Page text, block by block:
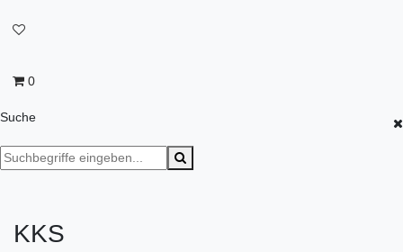
0
Suche
KKS